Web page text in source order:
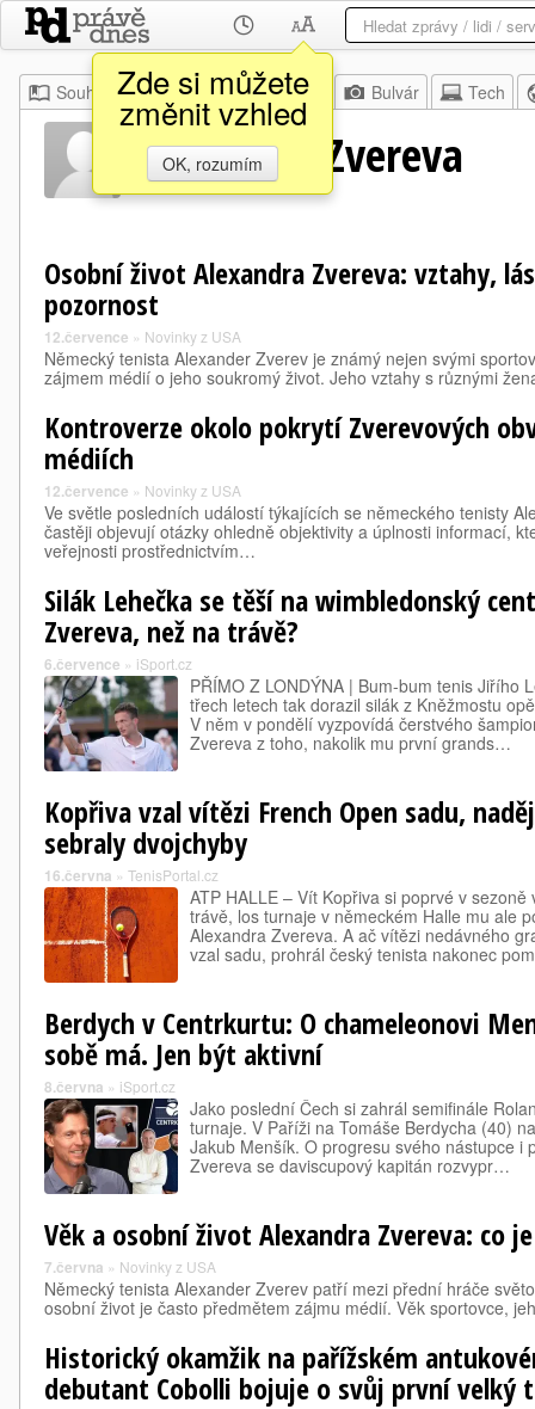
Zde si můžete
změnit vzhled
OK, rozumím
Souhrn Moje Z domova Bulvár Tech
Alexandra Zvereva
Osobní život Alexandra Zvereva: vztahy,
pozornost
12.července » Novinky z USA
Německý tenista Alexander Zverev je známý nejen svými
zájmem médií o jeho soukromý život. Jeho vztahy s různými
Kontroverze okolo pokrytí Zverevových
médiích
12.července » Novinky z USA
Ve světle posledních událostí týkajících se německého tenisty
častěji objevují otázky ohledně objektivity a úplnosti informací,
veřejnosti prostřednictvím…
Silák Lehečka se těší na wimbledonský
Zvereva, než na trávě?
6.července » iSport.cz
PŘÍMO Z LONDÝNA | Bum-bum tenis Jiřího
třech letech tak dorazil silák z Kněžmostu
V něm v pondělí vyzpovídá čerstvého
Zvereva z toho, nakolik mu první grands…
Kopřiva vzal vítězi French Open sadu,
sebraly dvojchyby
16.června » TenisPortal.cz
ATP HALLE – Vít Kopřiva si poprvé v
trávě, los turnaje v německém Halle mu ale
Alexandra Zvereva. A ač vítězi nedávného
vzal sadu, prohrál český tenista nakonec
Berdych v Centrkurtu: O chameleonovi
sobě má. Jen být aktivní
8.června » iSport.cz
Jako poslední Čech si zahrál semifinále
turnaje. V Paříži na Tomáše Berdycha (40)
Jakub Menšík. O progresu svého nástupce i
Zvereva se daviscupový kapitán rozvypr…
Věk a osobní život Alexandra Zvereva: co
7.června » Novinky z USA
Německý tenista Alexander Zverev patří mezi přední hráče
osobní život je často předmětem zájmu médií. Věk sportovce,
Historický okamžik na pařížském
debutant Cobolli bojuje o svůj první velký